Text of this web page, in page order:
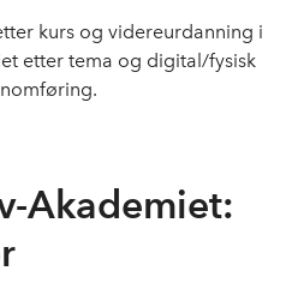
kurs og videreurdanning i
etter tema og digital/fysisk
Akademiet: